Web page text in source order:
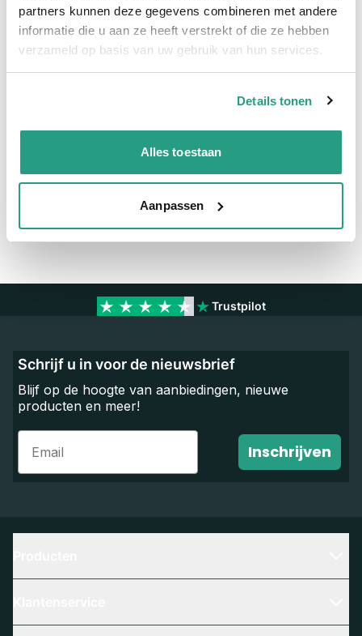
partners kunnen deze gegevens combineren met andere
informatie die u aan ze heeft verstrekt of die ze hebben
verzameld op basis van uw gebruik van hun services.
Details tonen
Alles toestaan
Aanpassen
Meer informatie
Meer informatie
Neem contact met ons op
Trustpilot
Schrijf u in voor de nieuwsbrief
Blijf op de hoogte van aanbiedingen, nieuwe
producten en meer!
Email
Inschrijven